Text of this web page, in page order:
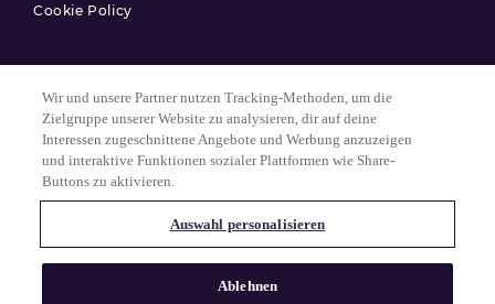
Cookie Policy
© 2025 Match Group.
Nutzungsbedingungen
Datenschutzerklärung
Alle Rechte vorbehalten. MATCH GROUP, das MG-Logo und der MG-
Faden mit blauem Farbverlauf sind Marken der Match Group
Wir und unsere Partner nutzen Tracking-Methoden, um die
Zielgruppe unserer Website zu analysieren, dir auf deine
Interessen zugeschnittene Angebote und Werbung anzuzeigen
und interaktive Funktionen sozialer Plattformen wie Share-
Buttons zu aktivieren.
Auswahl personalisieren
Ablehnen